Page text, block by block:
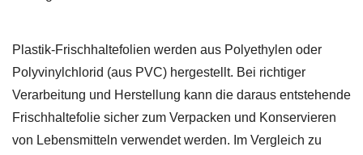
Plastik-Frischhaltefolien werden aus Polyethylen oder
Polyvinylchlorid (aus PVC) hergestellt. Bei richtiger
Verarbeitung und Herstellung kann die daraus entstehende
Frischhaltefolie sicher zum Verpacken und Konservieren
von Lebensmitteln verwendet werden. Im Vergleich zu